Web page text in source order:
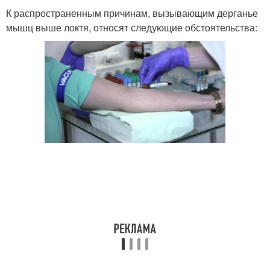
К распространенным причинам, вызывающим дерганье
мышц выше локтя, относят следующие обстоятельства: